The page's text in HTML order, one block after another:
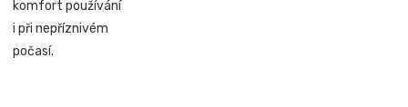
komfort používání
i při nepříznivém
počasí.